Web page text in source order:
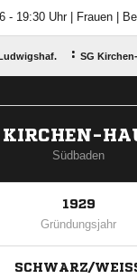
- 19:30 Uhr | Frauen |
: SG
KIRCHEN-
Südbaden
1929
Gründungsjahr
SCHWARZ/WEISS